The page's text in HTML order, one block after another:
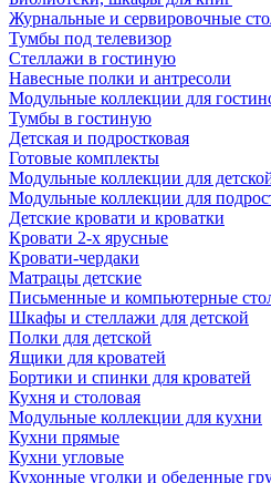
Журнальные и сервировочные
Тумбы под телевизор
Стеллажи в гостиную
Навесные полки и антресоли
Модульные коллекции для
Тумбы в гостиную
Детская и подростковая
Готовые комплекты
Модульные коллекции для
Модульные коллекции для
Детские кровати и кроватки
Кровати 2-х ярусные
Кровати-чердаки
Матрацы детские
Письменные и компьютерные
Шкафы и стеллажи для детской
Полки для детской
Ящики для кроватей
Бортики и спинки для кроватей
Кухня и столовая
Модульные коллекции для кухни
Кухни прямые
Кухни угловые
Кухонные уголки и обеденные